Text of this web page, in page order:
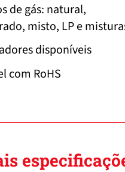
de gás: natural,
misto, LP e
disponíveis
com RoHS